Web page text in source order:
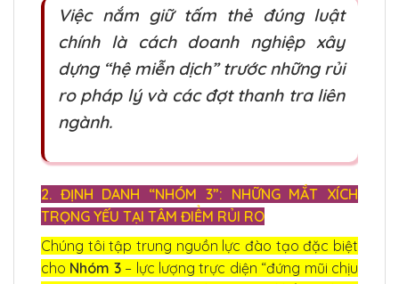
Việc nắm giữ tấm thẻ đúng luật
chính là cách doanh nghiệp xây
dựng “hệ miễn dịch” trước những rủi
ro pháp lý và các đợt thanh tra liên
ngành.
2. ĐỊNH DANH “NHÓM 3”: NHỮNG MẮT XÍCH
TRỌNG YẾU TẠI TÂM ĐIỂM RỦI RO
Chúng tôi tập trung nguồn lực đào tạo đặc biệt
cho Nhóm 3– lực lượng trực diện “đứng mũi chịu